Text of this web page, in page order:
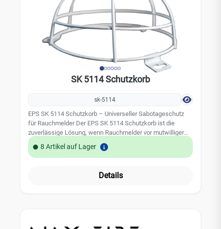
SK 5114 Schutzkorb
sk-5114
EPS SK 5114 Schutzkorb – Universeller Sabotageschutz
für Rauchmelder Der EPS SK 5114 Schutzkorb ist die
zuverlässige Lösung, wenn Rauchmelder vor mutwilliger
Beschädigung, Sabotage oder Diebstahl geschützt werden
müssen. Dank seines universellen Designs passt der
Rauchwarnmeldern auf dem Markt. Kurzübersicht Material:
Stahl, weiß-pulverbeschichtet Abmessungen: Höhe 90 mm,
Schutz für kritische Brandmelder Rauchmelder sind ein
8 Artikel auf Lager
Details